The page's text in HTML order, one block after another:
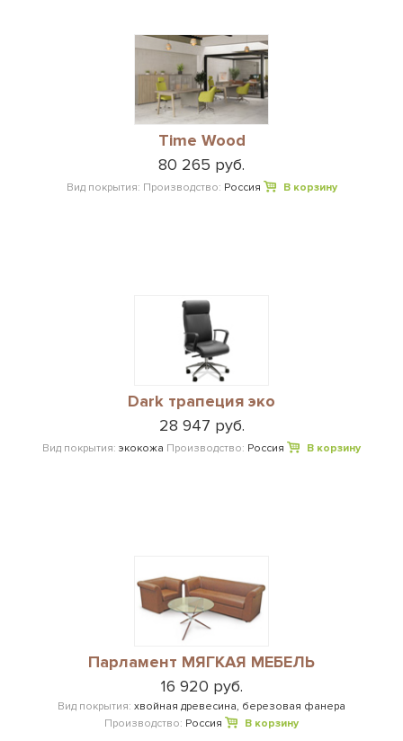
Time Wood
80 265 руб.
Вид покрытия: Производство: Россия В корзину
Dark трапеция эко
28 947 руб.
Вид покрытия: экокожа Производство: Россия В корзину
Парламент МЯГКАЯ МЕБЕЛЬ
16 920 руб.
Вид покрытия: хвойная древесина, березовая фанера
Производство: Россия В корзину